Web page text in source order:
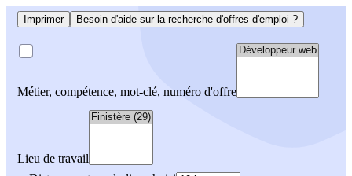
Imprimer Besoin d'aide sur la recherche d'offres d'emploi ?
Métier, compétence, mot-clé, numéro d'offre
Lieu de travail